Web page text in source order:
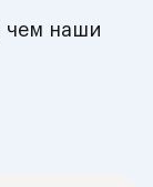
чем наши